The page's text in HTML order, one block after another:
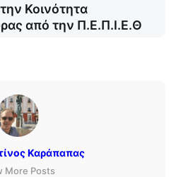
Κοινότητα
από την Π.Ε.Π.Ι.Ε.Θ
Καράπαπας
More Posts